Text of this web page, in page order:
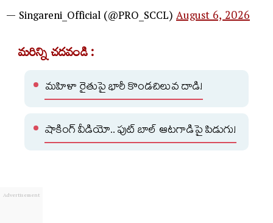
— Singareni_Official (@PRO_SCCL)August 6, 2026
మరిన్ని చదవండి :
మహిళా రైతుపై భారీ కొండచిలువ దాడి!
షాకింగ్ వీడియో.. ఫుట్ బాల్ ఆటగాడిపై పిడుగు!